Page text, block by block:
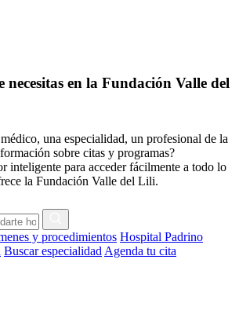
necesitas en la Fundación Valle del
una especialidad, un profesional de la
sobre citas y programas?
inteligente para acceder fácilmente a todo lo
la Fundación Valle del Lili.
y procedimientos Hospital Padrino
Buscar especialidad Agenda tu cita